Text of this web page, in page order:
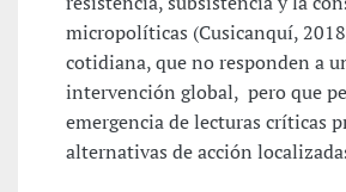
micropolíticas (Cusicanquí,
cotidiana, que no responden a
intervención global, pero que
emergencia de lecturas críticas
alternativas de acción